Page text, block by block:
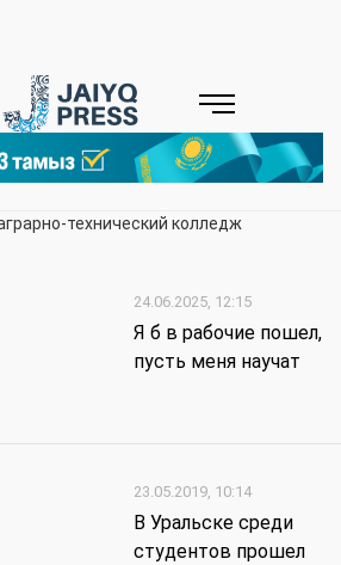
технический колледж
24.06.2025, 12:15
Я б в рабочие пошел,
пусть меня научат
23.05.2019, 10:14
В Уральске среди
студентов прошел